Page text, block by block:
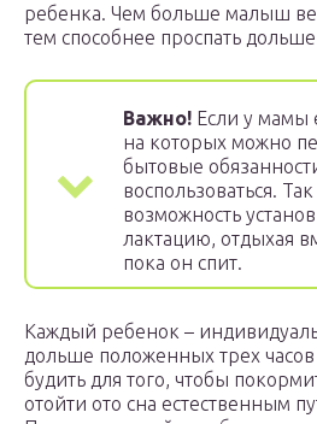
ребенка. Чем больше малыш
тем способнее проспать
Важно! Если у мамы
на которых можно
бытовые
воспользоваться.
возможность
лактацию, отдыхая
пока он спит.
Каждый ребенок –
дольше положенных трех часов
будить для того, чтобы
отойти ото сна естественным